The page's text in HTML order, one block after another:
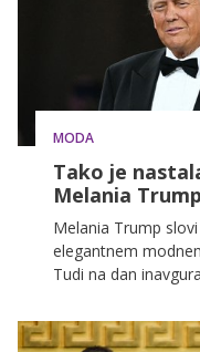
MODA
Tako je
Melania Trump
Melania Trump
elegantnem
Tudi na dan